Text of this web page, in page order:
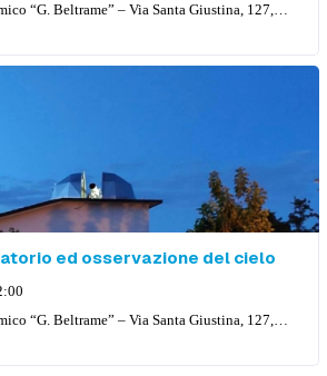
Beltrame” – Via Santa Giustina, 127, 36057 Arcugnano
ed osservazione del cielo
Beltrame” – Via Santa Giustina, 127, 36057 Arcugnano